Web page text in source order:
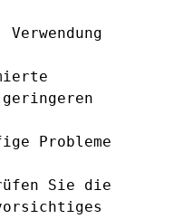
Verwendung
Probleme
Sie die